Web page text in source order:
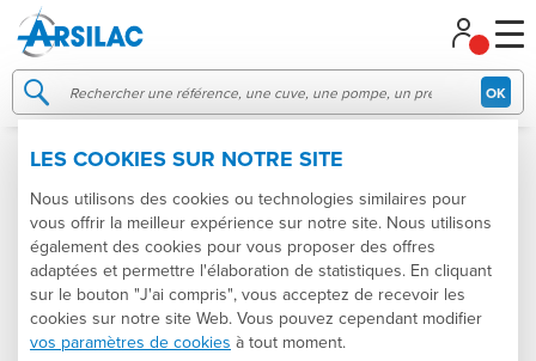
OK
STOCK NEUFS ET OCCASIONS
Catégories Produits
Tailles
Usage
Marques
États
Dômes
Thermorégulation
Gestion de vos préférences sur les cookies
LES COOKIES SUR NOTRE SITE
Nous utilisons des cookies ou technologies similaires pour
vous offrir la meilleur expérience sur notre site. Nous utilisons
également des cookies pour vous proposer des offres
adaptées et permettre l'élaboration de statistiques. En cliquant
sur le bouton "J'ai compris", vous acceptez de recevoir les
cookies sur notre site Web. Vous pouvez cependant modifier
vos paramètres de cookies à tout moment.